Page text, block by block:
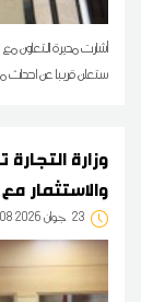
أشارت مديرة التعاون مع
ستعلن قريبا عن احداث
وزارة
والاستثمار
23 10:08 2026 جوان